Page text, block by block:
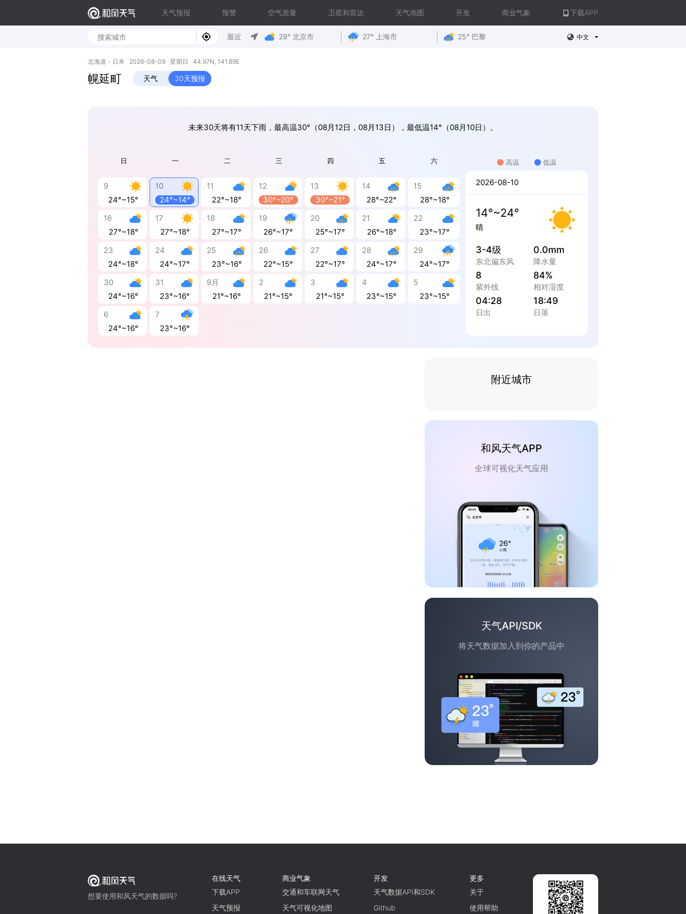
天气预报 预警 空气质量 卫星和雷达 天气地图 开发 商业气象 下载APP
最近 29° 北京市 27° 上海市 25° 巴黎 中文
北海道 - 日本 2026-08-09 星期日 44.97N, 141.89E
幌延町 天气 30天预报
未来30天将有11天下雨，最高温30°（08月12日，08月13日），最低温14°（08月10日）。
日 一 二 三 四 五 六
9
24°~15°
10
24°~14°
11
22°~18°
12
30°~20°
13
30°~21°
14
28°~22°
15
28°~18°
16
27°~18°
17
27°~18°
18
27°~17°
19
26°~17°
20
25°~17°
21
26°~18°
22
23°~17°
23
24°~18°
24
24°~17°
25
23°~16°
26
22°~15°
27
22°~17°
28
24°~17°
29
24°~17°
30
24°~16°
31
23°~16°
9月
21°~16°
2
21°~15°
3
21°~15°
4
23°~15°
5
23°~15°
6
24°~16°
7
23°~16°
高温 低温
2026-08-10
14°~24°
晴
3-4级
东北偏东风
0.0mm
降水量
8
紫外线
84%
相对湿度
04:28
日出
18:49
日落
附近城市
和风天气APP
全球可视化天气应用
天气API/SDK
将天气数据加入到你的产品中
想要使用和风天气的数据吗?
在线天气
下载APP
天气预报
商业气象
交通和车联网天气
天气可视化地图
开发
天气数据API和SDK
Github
更多
关于
使用帮助